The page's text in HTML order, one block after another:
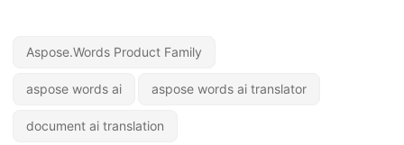
Aspose.Words Product Family
aspose words ai aspose words ai translator
document ai translation